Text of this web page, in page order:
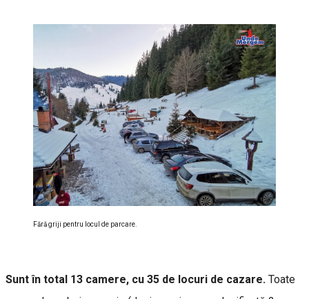
Fără griji pentru locul de parcare.
Sunt în total 13 camere, cu 35 de locuri de cazare. Toate